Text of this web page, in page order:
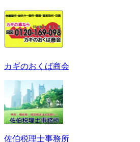
カギのおくば商会
佐伯税理士事務所